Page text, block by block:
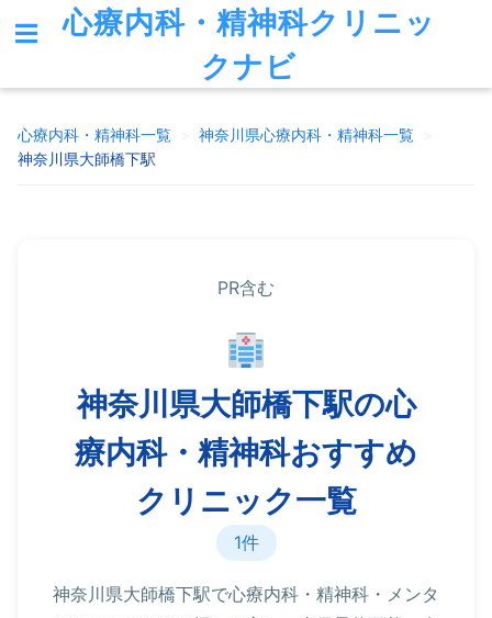
心療内科・精神科クリニッ
クナビ
心療内科・精神科一覧 神奈川県心療内科・精神科一覧
神奈川県大師橋下駅
PR含む
神奈川県大師橋下駅の心
療内科・精神科おすすめ
クリニック一覧
1件
神奈川県大師橋下駅で心療内科・精神科・メンタ